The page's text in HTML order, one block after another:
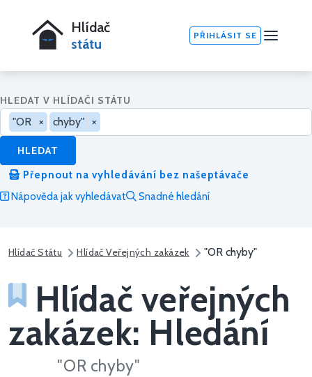
Hlídač
státu
PŘIHLÁSIT SE
HLEDAT V HLÍDAČI STÁTU
"OR × chyby" ×
HLEDAT
Přepnout na vyhledávání bez našeptávače
Nápověda jak vyhledávat
Snadné hledání
Hlídač Státu Hlídač Veřejných zakázek "OR chyby"
Hlídač veřejných
zakázek: Hledání
"OR chyby"